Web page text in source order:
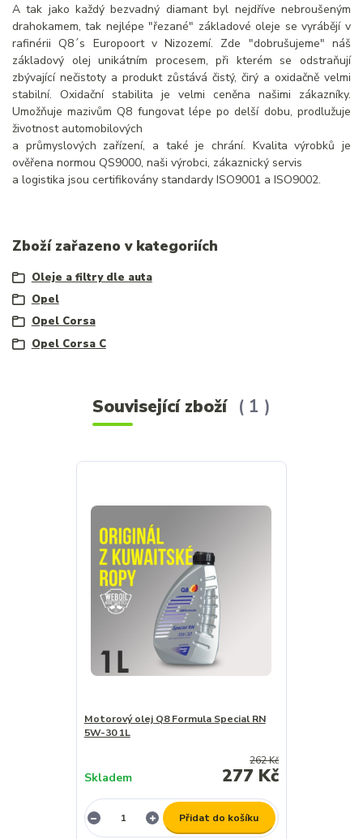
A tak jako každý bezvadný diamant byl nejdříve nebroušeným
drahokamem, tak nejlépe "řezané" základové oleje se vyrábějí v
rafinérii Q8´s Europoort v Nizozemí. Zde "dobrušujeme" náš
základový olej unikátním procesem, při kterém se odstraňují
zbývající nečistoty a produkt zůstává čistý, čirý a oxidačně velmi
stabilní. Oxidační stabilita je velmi ceněna našimi zákazníky.
Umožňuje mazivům Q8 fungovat lépe po delší dobu, prodlužuje
životnost automobilových
a průmyslových zařízení, a také je chrání. Kvalita výrobků je
ověřena normou QS9000, naši výrobci, zákaznický servis
a logistika jsou certifikovány standardy ISO9001 a ISO9002.
Zboží zařazeno v kategoriích
Oleje a filtry dle auta
Opel
Opel Corsa
Opel Corsa C
Související zboží 1
Motorový olej Q8 Formula Special RN
5W-30 1L
262 Kč
277 Kč
Skladem
Přidat do košíku